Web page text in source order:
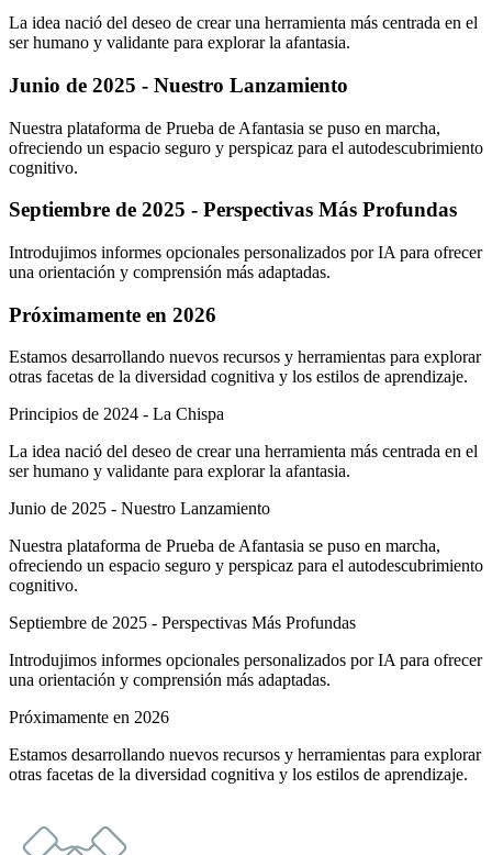
La idea nació del deseo de crear una herramienta más centrada en el
ser humano y validante para explorar la afantasia.
Junio de 2025 - Nuestro Lanzamiento
Nuestra plataforma de Prueba de Afantasia se puso en marcha,
ofreciendo un espacio seguro y perspicaz para el autodescubrimiento
cognitivo.
Septiembre de 2025 - Perspectivas Más Profundas
Introdujimos informes opcionales personalizados por IA para ofrecer
una orientación y comprensión más adaptadas.
Próximamente en 2026
Estamos desarrollando nuevos recursos y herramientas para explorar
otras facetas de la diversidad cognitiva y los estilos de aprendizaje.
Principios de 2024 - La Chispa
La idea nació del deseo de crear una herramienta más centrada en el
ser humano y validante para explorar la afantasia.
Junio de 2025 - Nuestro Lanzamiento
Nuestra plataforma de Prueba de Afantasia se puso en marcha,
ofreciendo un espacio seguro y perspicaz para el autodescubrimiento
cognitivo.
Septiembre de 2025 - Perspectivas Más Profundas
Introdujimos informes opcionales personalizados por IA para ofrecer
una orientación y comprensión más adaptadas.
Próximamente en 2026
Estamos desarrollando nuevos recursos y herramientas para explorar
otras facetas de la diversidad cognitiva y los estilos de aprendizaje.